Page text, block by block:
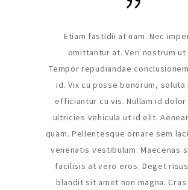
Etiam fastidii at nam. Nec
omittantur at. Veri nostrum ut
Tempor repudiandae
id. Vix cu posse bonorum,
efficiantur cu vis. Nullam id dolor
ultricies vehicula ut id elit.
quam. Pellentesque ornare sem
venenatis vestibulum. Maecenas
facilisis at vero eros. Deget
blandit sit amet non magna.